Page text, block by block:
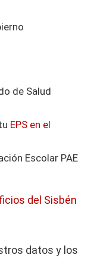
de Salud
EPS en el
Escolar PAE
del Sisbén
datos y los